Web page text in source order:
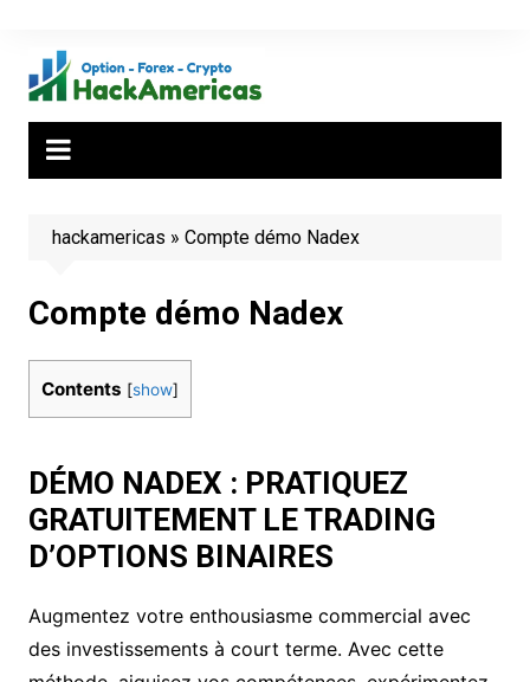
contenu
hackamericas » Compte démo Nadex
Compte démo Nadex
Contents [show]
DÉMO NADEX : PRATIQUEZ
GRATUITEMENT LE TRADING
D’OPTIONS BINAIRES
Augmentez votre enthousiasme commercial avec
des investissements à court terme. Avec cette